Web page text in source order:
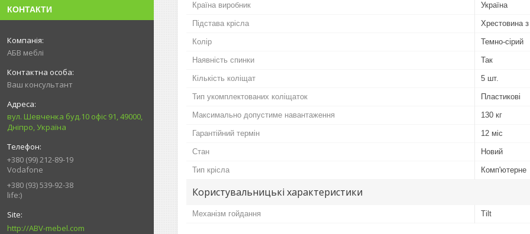
КОНТАКТИ
АБВ меблі
Ваш консультант
вул. Шевченка буд.10 офіс 91, 49000,
Дніпро, Україна
+380 (99) 212-89-19
Vodafone
+380 (93) 539-92-38
life:)
http://ABV-mebel.com
Країна виробник Україна
Підстава крісла Хрестовина
Колір Темно-сірий
Наявність спинки Так
Кількість коліщат 5 шт.
Тип укомплектованих коліщаток Пластикові
Максимально допустиме навантаження 130 кг
Гарантійний термін 12 міс
Стан Новий
Тип крісла Комп'ютерне
Користувальницькі характеристики
Механізм гойдання Tilt